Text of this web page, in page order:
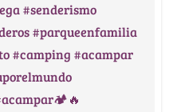
#senderismo
#parqueenfamilia
#camping #acampar